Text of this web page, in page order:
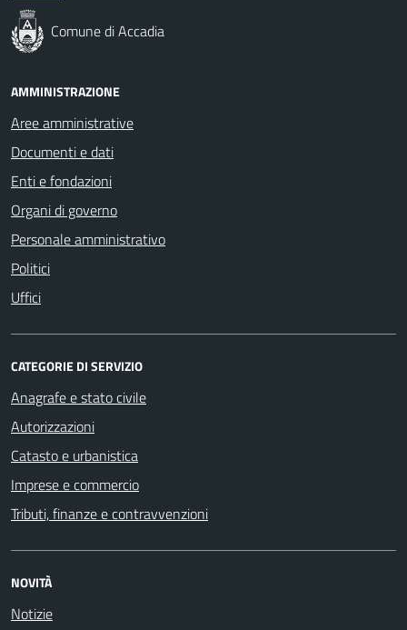
Comune di Accadia
AMMINISTRAZIONE
Aree amministrative
Documenti e dati
Enti e fondazioni
Organi di governo
Personale amministrativo
Politici
Uffici
CATEGORIE DI SERVIZIO
Anagrafe e stato civile
Autorizzazioni
Catasto e urbanistica
Imprese e commercio
Tributi, finanze e contravvenzioni
NOVITÀ
Notizie